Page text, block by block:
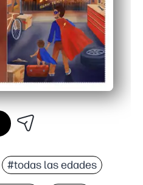
#todas las edades